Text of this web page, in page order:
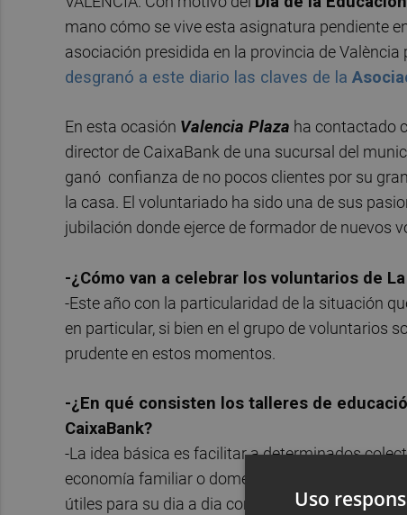
mano cómo se vive esta asignatura pendiente
asociación presidida en la provincia de València
desgranó a este diario las claves de la
En esta ocasión Valencia Plaza ha contactado
director de CaixaBank de una sucursal del
ganó confianza de no pocos clientes por su
la casa. El voluntariado ha sido una de sus
jubilación donde ejerce de formador de nuevos
-¿Cómo van a celebrar los voluntarios de
-Este año con la particularidad de la situación
en particular, si bien en el grupo de voluntarios
prudente en estos momentos.
-¿En qué consisten los talleres de
CaixaBank?
-La idea básica es facilitar a determinados
economía familiar o doméstica. Pretendemos
útiles para su dia a dia conceptos como el
Uso